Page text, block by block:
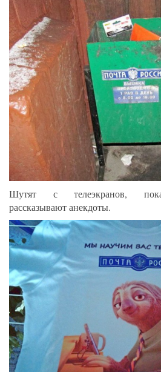
Шутят с телеэкранов,
рассказывают анекдоты.